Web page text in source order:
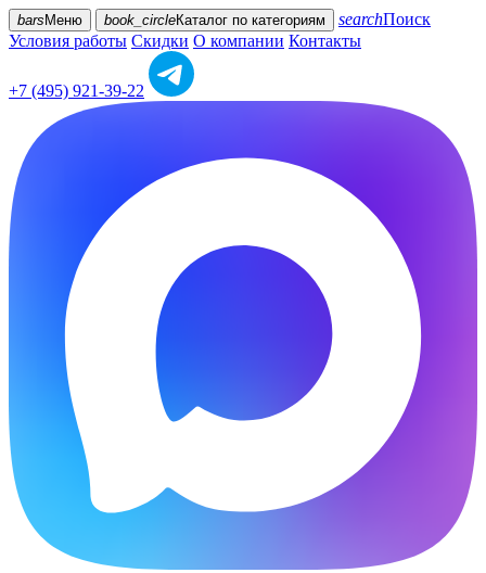
bars Меню book_circleКаталог по категориям searchПоиск
Условия работы Скидки О компании Контакты
+7 (495) 921-39-22